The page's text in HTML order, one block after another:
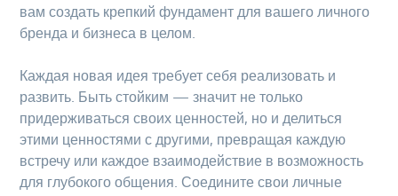
вам создать крепкий фундамент для вашего личного
бренда и бизнеса в целом.
Каждая новая идея требует себя реализовать и
развить. Быть стойким — значит не только
придерживаться своих ценностей, но и делиться
этими ценностями с другими, превращая каждую
встречу или каждое взаимодействие в возможность
для глубокого общения. Соедините свои личные